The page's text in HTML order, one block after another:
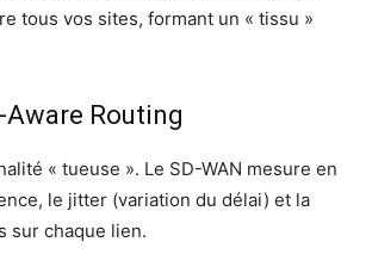
tous vos sites, for­mant un « tis­su »
Routing
« tueuse ». Le SD-WAN mesure en
le jit­ter (varia­tion du délai) et la
sur chaque lien.